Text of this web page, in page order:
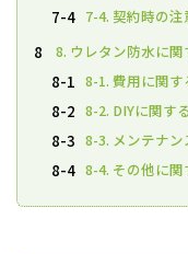
7-4 7-4. 契約時の注
8
8. ウレタン防水に関
8-1 8-1. 費用に関す
8-2 8-2. DIYに関す
8-3 8-3. メンテナ
8-4 8-4. その他に関